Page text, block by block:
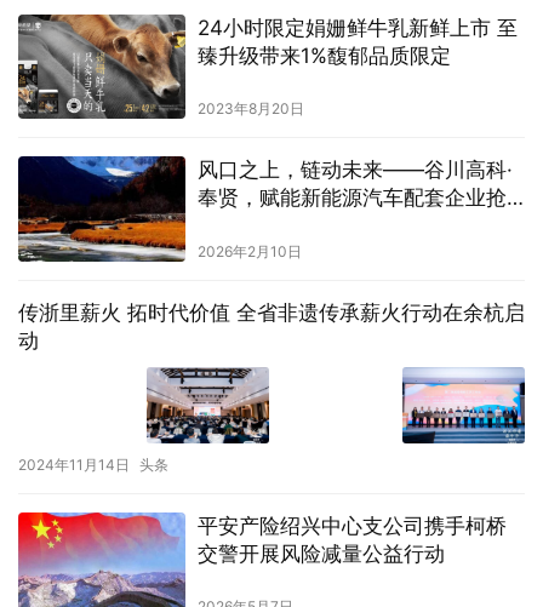
24小时限定娟姗鲜牛乳新鲜上市 至
臻升级带来1%馥郁品质限定
2023年8月20日
风口之上，链动未来——谷川高科·
奉贤，赋能新能源汽车配套企业抢
2026年2月10日
传浙里薪火 拓时代价值 全省非遗传承薪火行动在余杭启
动
2024年11月14日 头条
平安产险绍兴中心支公司携手柯桥
交警开展风险减量公益行动